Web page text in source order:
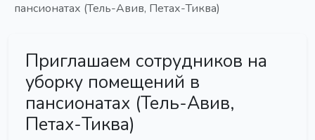
пансионатах (Тель-Авив, Петах-Тиква)
Приглашаем сотрудников на
уборку помещений в
пансионатах (Тель-Авив,
Петах-Тиква)